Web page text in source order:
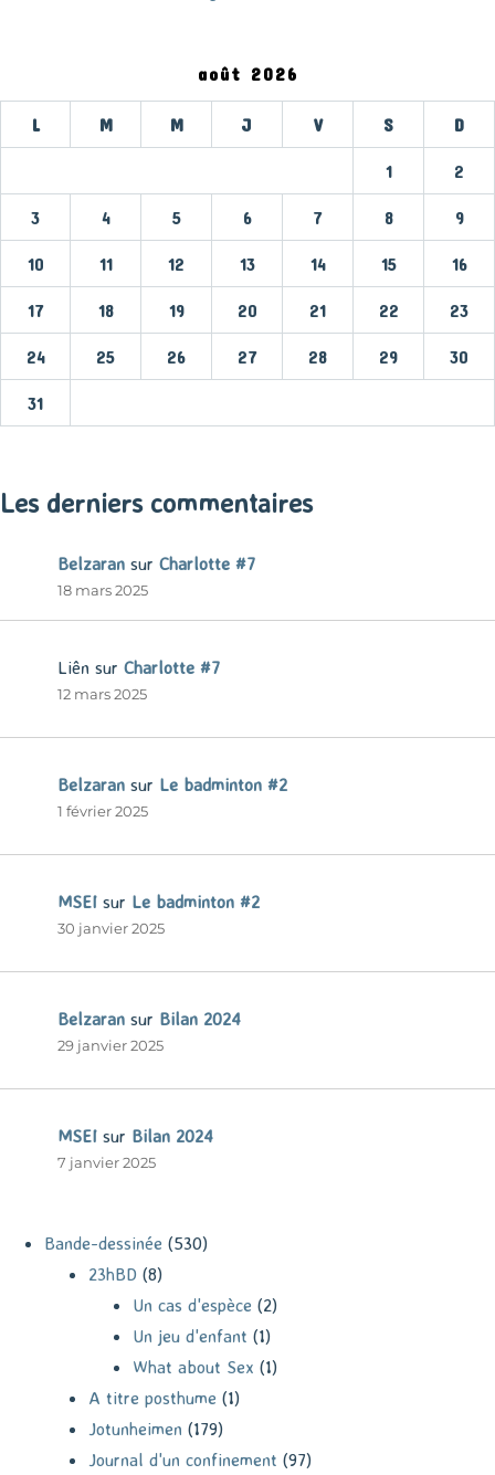
août 2026
L M M J V S D
1 2
3 4 5 6 7 8 9
10 11 12 13 14 15 16
17 18 19 20 21 22 23
24 25 26 27 28 29 30
31
Les derniers commentaires
Belzaran sur Charlotte #7
18 mars 2025
Liên sur Charlotte #7
12 mars 2025
Belzaran sur Le badminton #2
1 février 2025
MSEI sur Le badminton #2
30 janvier 2025
Belzaran sur Bilan 2024
29 janvier 2025
MSEI sur Bilan 2024
7 janvier 2025
Bande-dessinée (530)
23hBD (8)
Un cas d'espèce (2)
Un jeu d'enfant (1)
What about Sex (1)
A titre posthume (1)
Jotunheimen (179)
Journal d'un confinement (97)